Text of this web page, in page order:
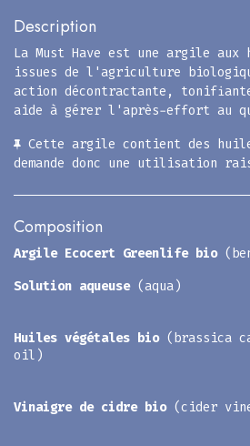
Description
La Must Have est une argile
issues de l'agriculture
action décontractante,
aide à gérer l'après-effort au
Cette argile contient des
demande donc une utilisation
Composition
Argile Ecocert Greenlife bio
Solution aqueuse(aqua)
Huiles végétales bio(brassica
oil)
Vinaigre de cidre bio(cider